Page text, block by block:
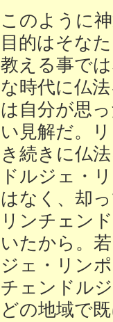
このように
目的はそな
教える事で
な時代に仏
は自分が思
い見解だ。
き続きに仏
ドルジェ・
はなく、却
リンチェン
いたから。
ジェ・リン
チェンドル
どの地域で